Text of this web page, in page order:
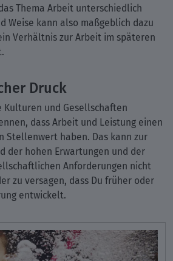
Thema Arbeit unterschiedlich
Weise kann also maßgeblich dazu
Verhältnis zur Arbeit im späteren
Druck
Kulturen und Gesellschaften
dass Arbeit und Leistung einen
Stellenwert haben. Das kann zur
der hohen Erwartungen und der
Anforderungen nicht
zu versagen, dass Du früher oder
entwickelt.